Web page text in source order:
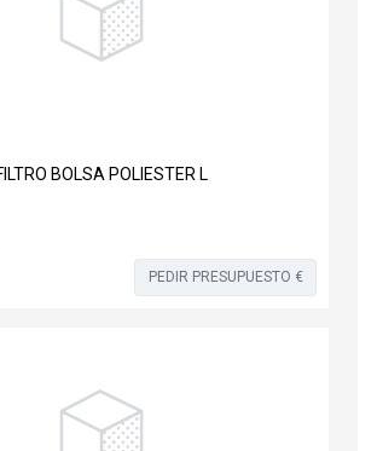
BOLSA POLIESTER L
PEDIR PRESUPUESTO €